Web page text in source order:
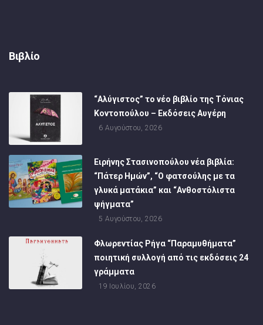
Βιβλίο
“Αλύγιστος” το νέο βιβλίο της Τόνιας
Κοντοπούλου – Εκδόσεις Αυγέρη
6 Αυγούστου, 2026
Ειρήνης Στασινοπούλου νέα βιβλία:
“Πάτερ Ημών”, “Ο φατσούλης με τα
γλυκά ματάκια” και “Ανθοστόλιστα
ψήγματα”
5 Αυγούστου, 2026
Φλωρεντίας Ρήγα “Παραμυθήματα”
ποιητική συλλογή από τις εκδόσεις 24
γράμματα
19 Ιουλίου, 2026